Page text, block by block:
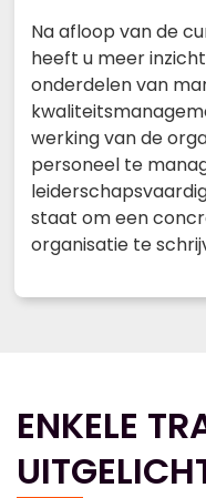
Na afloop van de
heeft u meer
onderdelen van
werking van de
personeel te
staat om een
organisatie te
ENKELE